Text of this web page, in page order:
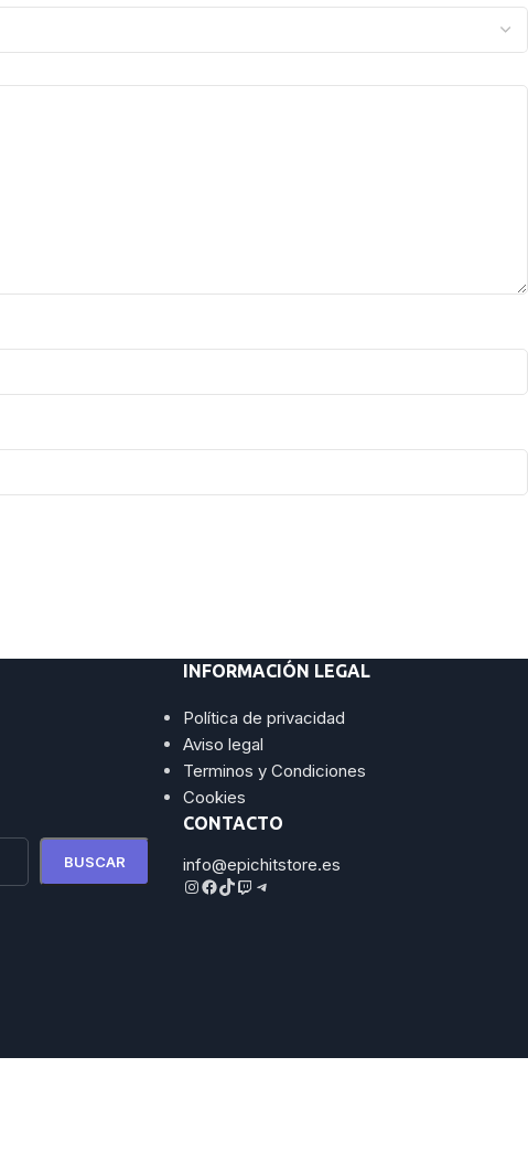
BUSCAR
INFORMACIÓN LEGAL
Política de privacidad
Aviso legal
Terminos y Condiciones
Cookies
CONTACTO
info@epichitstore.es